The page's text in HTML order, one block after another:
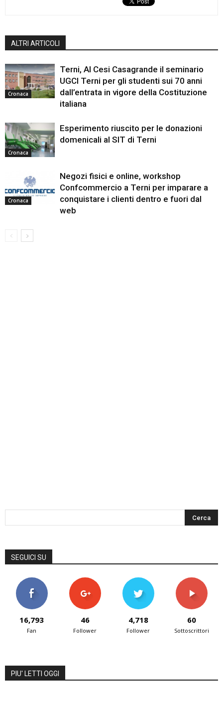
ALTRI ARTICOLI
Cronaca
Terni, Al Cesi Casagrande il seminario
UGCI Terni per gli studenti sui 70 anni
dall’entrata in vigore della Costituzione
italiana
Cronaca
Esperimento riuscito per le donazioni
domenicali al SIT di Terni
Cronaca
Negozi fisici e online, workshop
Confcommercio a Terni per imparare a
conquistare i clienti dentro e fuori dal
web
SEGUICI SU
16,793
Fan
46
Follower
4,718
Follower
60
Sottoscrittori
PIU' LETTI OGGI